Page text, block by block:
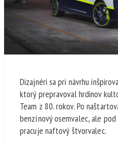
Dizajnéri sa pri návrhu
ktorý prepravoval hrdinov
Team z 80. rokov. Po
benzínový osemvalec, ale
pracuje naftový štvorvalec.